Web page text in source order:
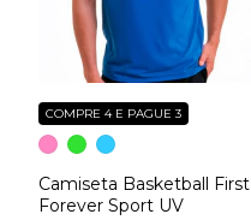
Camiseta Basketball First
Forever Sport UV
COMPRE 4 E PAGUE 3